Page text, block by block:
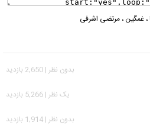
،غمگین ،مرتضی اشرفی
بدون نظر | 2,650 بازدید
يک نظر | 5,266 بازدید
بدون نظر | 1,914 بازدید